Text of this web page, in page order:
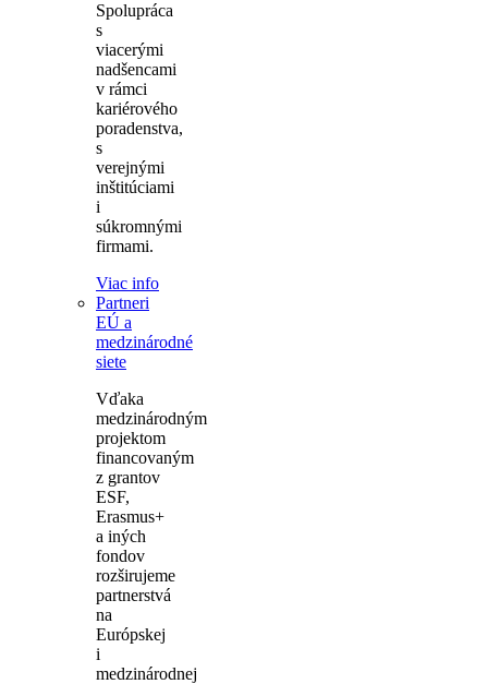
Spolupráca
s
viacerými
nadšencami
v rámci
kariérového
poradenstva,
s
verejnými
inštitúciami
i
súkromnými
firmami.
Viac info
Partneri
EÚ a
medzinárodné
siete
Vďaka
medzinárodným
projektom
financovaným
z grantov
ESF,
Erasmus+
a iných
fondov
rozširujeme
partnerstvá
na
Európskej
i
medzinárodnej